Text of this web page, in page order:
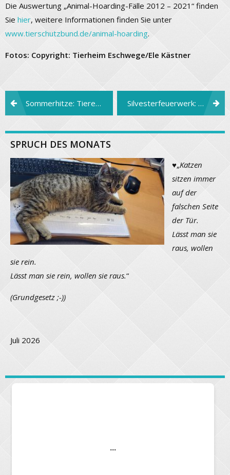
Die Auswertung „Animal-Hoarding-Fälle 2012 – 2021“ finden
Sie hier, weitere Informationen finden Sie unter
www.tierschutzbund.de/animal-hoarding.
Fotos: Copyright: Tierheim Eschwege/Ele Kästner
Beitragsnavigation
Sommerhitze: Tiere brauchen Schatten und Wasser Silvesterfeuerwerk: Angst und Stress für Tiere
SPRUCH DES MONATS
♥„Katzen
sitzen immer
auf der
falschen Seite
der Tür.
Lässt man sie
raus, wollen
sie rein.
Lässt man sie rein, wollen sie raus.“
(Grundgesetz ;-))
Juli 2026